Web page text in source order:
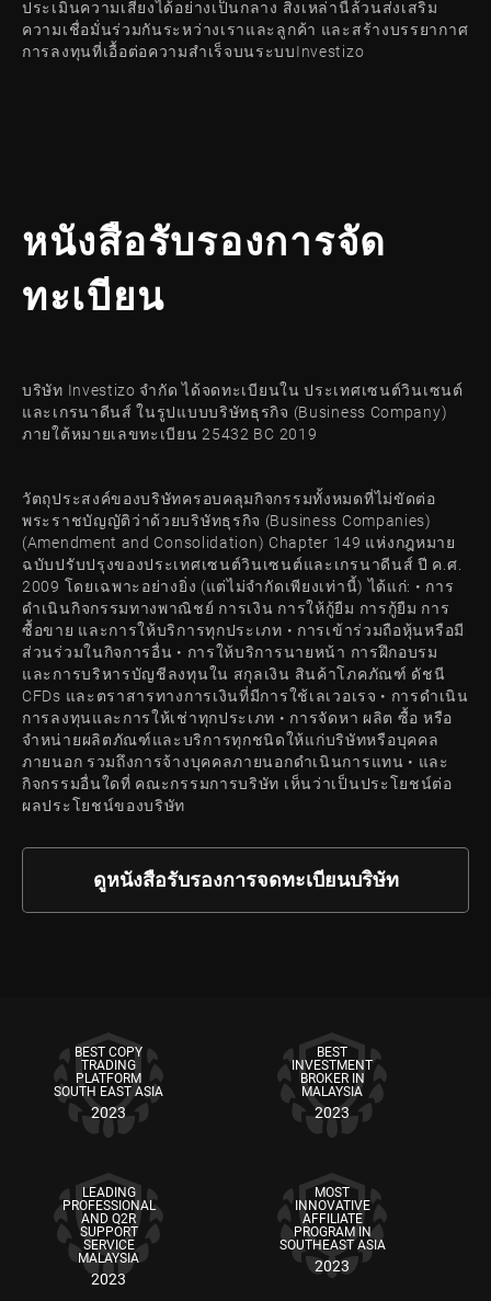
ประเมินความเสี่ยงได้อย่างเป็นกลาง สิ่งเหล่านี้ล้วนส่งเสริม
ความเชื่อมั่นร่วมกันระหว่างเราและลูกค้า และสร้างบรรยากาศ
การลงทุนที่เอื้อต่อความสำเร็จบนระบบInvestizo
หนังสือรับรองการจัด
ทะเบียน
บริษัท Investizo จำกัด ได้จดทะเบียนใน ประเทศเซนต์วินเซนต์
และเกรนาดีนส์ ในรูปแบบบริษัทธุรกิจ (Business Company)
ภายใต้หมายเลขทะเบียน 25432 BC 2019
วัตถุประสงค์ของบริษัทครอบคลุมกิจกรรมทั้งหมดที่ไม่ขัดต่อ
พระราชบัญญัติว่าด้วยบริษัทธุรกิจ (Business Companies)
(Amendment and Consolidation) Chapter 149 แห่งกฎหมาย
ฉบับปรับปรุงของประเทศเซนต์วินเซนต์และเกรนาดีนส์ ปี ค.ศ.
2009 โดยเฉพาะอย่างยิ่ง (แต่ไม่จำกัดเพียงเท่านี้) ได้แก่: • การ
ดำเนินกิจกรรมทางพาณิชย์ การเงิน การให้กู้ยืม การกู้ยืม การ
ซื้อขาย และการให้บริการทุกประเภท • การเข้าร่วมถือหุ้นหรือมี
ส่วนร่วมในกิจการอื่น • การให้บริการนายหน้า การฝึกอบรม
และการบริหารบัญชีลงทุนใน สกุลเงิน สินค้าโภคภัณฑ์ ดัชนี
CFDs และตราสารทางการเงินที่มีการใช้เลเวอเรจ • การดำเนิน
การลงทุนและการให้เช่าทุกประเภท • การจัดหา ผลิต ซื้อ หรือ
จำหน่ายผลิตภัณฑ์และบริการทุกชนิดให้แก่บริษัทหรือบุคคล
ภายนอก รวมถึงการจ้างบุคคลภายนอกดำเนินการแทน • และ
กิจกรรมอื่นใดที่ คณะกรรมการบริษัท เห็นว่าเป็นประโยชน์ต่อ
ผลประโยชน์ของบริษัท
ดูหนังสือรับรองการจดทะเบียนบริษัท
BEST COPY
TRADING
PLATFORM
SOUTH EAST ASIA
2023
BEST
INVESTMENT
BROKER IN
MALAYSIA
2023
LEADING
PROFESSIONAL
AND Q2R
SUPPORT
SERVICE
MALAYSIA
2023
MOST
INNOVATIVE
AFFILIATE
PROGRAM IN
SOUTHEAST ASIA
2023